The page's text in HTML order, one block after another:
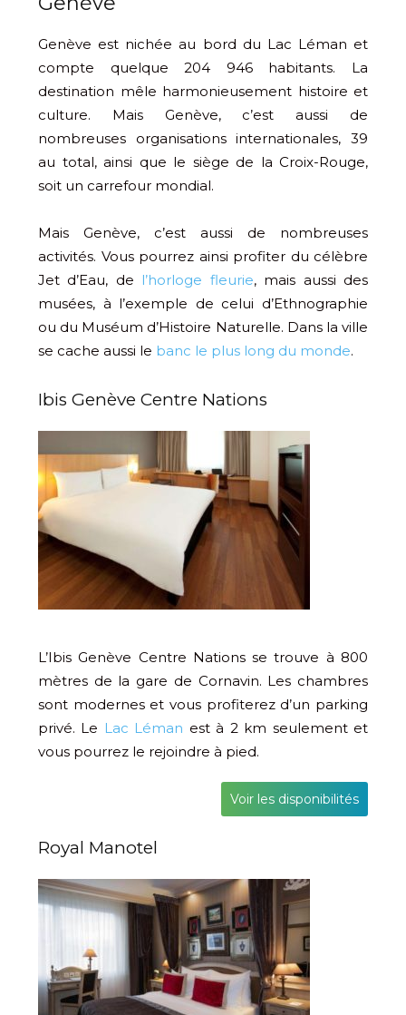
Genève est nichée au bord du Lac Léman et
compte quelque 204 946 habitants. La
destination mêle harmonieusement histoire et
culture. Mais Genève, c’est aussi de
nombreuses organisations internationales, 39
au total, ainsi que le siège de la Croix-Rouge,
soit un carrefour mondial.
Mais Genève, c’est aussi de nombreuses
activités. Vous pourrez ainsi profiter du célèbre
Jet d’Eau, de l’horloge fleurie, mais aussi des
musées, à l’exemple de celui d’Ethnographie
ou du Muséum d’Histoire Naturelle. Dans la ville
se cache aussi le banc le plus long du monde.
Ibis Genève Centre Nations
L’Ibis Genève Centre Nations se trouve à 800
mètres de la gare de Cornavin. Les chambres
sont modernes et vous profiterez d’un parking
privé. Le Lac Léman est à 2 km seulement et
vous pourrez le rejoindre à pied.
Voir les disponibilités
Royal Manotel